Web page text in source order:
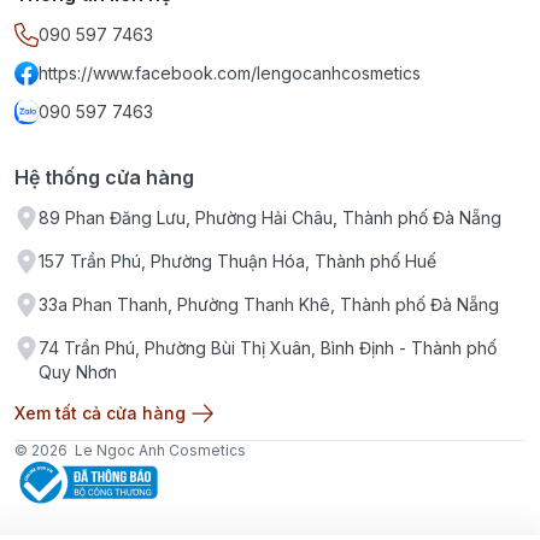
090 597 7463
https://www.facebook.com/lengocanhcosmetics
090 597 7463
Hệ thống cửa hàng
89 Phan Đăng Lưu, Phường Hải Châu, Thành phố Đà Nẵng
157 Trần Phú, Phường Thuận Hóa, Thành phố Huế
33a Phan Thanh, Phường Thanh Khê, Thành phố Đà Nẵng
74 Trần Phú, Phường Bùi Thị Xuân, Bình Định - Thành phố
Quy Nhơn
Xem tất cả cửa hàng
© 2026 Le Ngoc Anh Cosmetics